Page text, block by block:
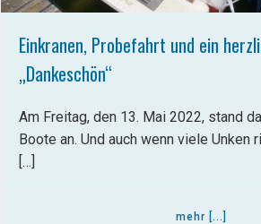
Einkranen, Probefahrt und ein
„Dankeschön“
Am Freitag, den 13. Mai 2022, stand
Boote an. Und auch wenn viele Unken
[…]
mehr [...]